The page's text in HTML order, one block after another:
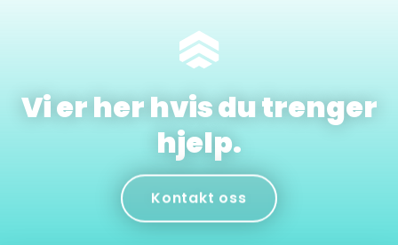
Vi er her hvis du trenger
hjelp.
Kontakt oss